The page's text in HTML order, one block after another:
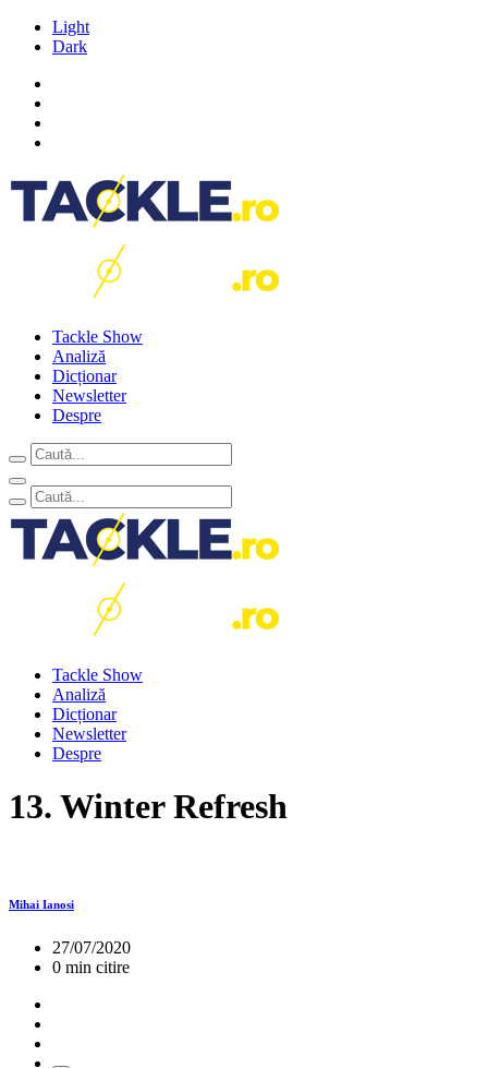
Light
Dark
Tackle Show
Analiză
Dicționar
Newsletter
Despre
Tackle Show
Analiză
Dicționar
Newsletter
Despre
13. Winter Refresh
Mihai Ianosi
27/07/2020
0 min citire